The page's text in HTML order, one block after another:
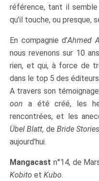
référence, tant il
qu’il touche, ou presque,
En compagnie d’Ahmed
nous revenons sur 10
rien, et qui, à force de
dans le top 5 des
A travers son
oon a été créé, les
rencontrées, et les
Übel Blatt, deBride Stories
aujourd’hui.
Mangacast n°14, de
Kobito et Kubo.